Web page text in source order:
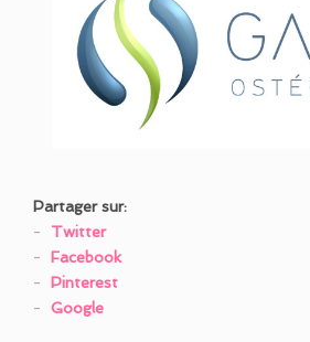
Partager sur:
Twitter
Facebook
Pinterest
Google